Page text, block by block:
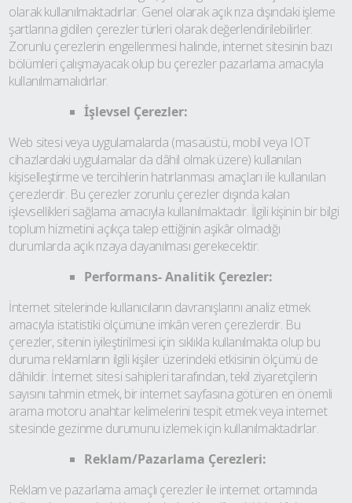
olarak kullanılmaktadırlar. Genel olarak açık rıza dışındaki işleme
şartlarına gidilen çerezler türleri olarak değerlendirilebilirler.
Zorunlu çerezlerin engellenmesi halinde, internet sitesinin bazı
bölümleri çalışmayacak olup bu çerezler pazarlama amacıyla
kullanılmamalıdırlar.
İşlevsel Çerezler:
Web sitesi veya uygulamalarda (masaüstü, mobil veya IOT
cihazlardaki uygulamalar da dâhil olmak üzere) kullanılan
kişiselleştirme ve tercihlerin hatırlanması amaçları ile kullanılan
çerezlerdir. Bu çerezler zorunlu çerezler dışında kalan
işlevsellikleri sağlama amacıyla kullanılmaktadır. İlgili kişinin bir bilgi
toplum hizmetini açıkça talep ettiğinin aşikâr olmadığı
durumlarda açık rızaya dayanılması gerekecektir.
Performans- Analitik Çerezler:
İnternet sitelerinde kullanıcıların davranışlarını analiz etmek
amacıyla istatistiki ölçümüne imkân veren çerezlerdir. Bu
çerezler, sitenin iyileştirilmesi için sıklıkla kullanılmakta olup bu
duruma reklamların ilgili kişiler üzerindeki etkisinin ölçümü de
dâhildir. İnternet sitesi sahipleri tarafından, tekil ziyaretçilerin
sayısını tahmin etmek, bir internet sayfasına götüren en önemli
arama motoru anahtar kelimelerini tespit etmek veya internet
sitesinde gezinme durumunu izlemek için kullanılmaktadırlar.
Reklam/Pazarlama Çerezleri:
Reklam ve pazarlama amaçlı çerezler ile internet ortamında